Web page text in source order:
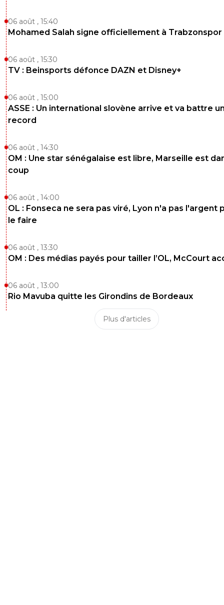
06 août , 15:40
Mohamed Salah signe officiellement à Trabzonspor
06 août , 15:30
TV : Beinsports défonce DAZN et Disney+
06 août , 15:00
ASSE : Un international slovène arrive et va battre
record
06 août , 14:30
OM : Une star sénégalaise est libre, Marseille est
coup
06 août , 14:00
OL : Fonseca ne sera pas viré, Lyon n'a pas l'argent
le faire
06 août , 13:30
OM : Des médias payés pour tailler l’OL, McCourt
06 août , 13:00
Rio Mavuba quitte les Girondins de Bordeaux
Plus d'articles